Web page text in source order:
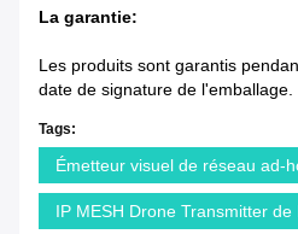
La garantie:
Les produits sont garantis
date de signature de l'emballage.
Tags:
Émetteur visuel de réseau ad-
IP MESH Drone Transmitter de